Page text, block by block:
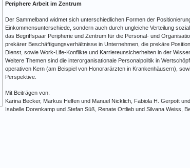
Fallstudie
peripheren
Passeiertal
Periphere Arbeit im Zentrum
Der Sammelband widmet sich unterschiedlichen Formen der
Einkommensunterschiede, sondern auch durch ungleiche Verteilung
das Begriffspaar Peripherie und Zentrum für die Personal- und
prekärer Beschäftigungsverhältnisse in Unternehmen, die prekäre
Dienst, sowie Work-Life-Konflikte und Karriereunsicherheiten in der
Weitere Themen sind die interorganisationale Personalpolitik in
operativen Kern (am Beispiel von Honorarärzten in Krankenhäusern),
Perspektive.
Mit Beiträgen von:
Karina Becker, Markus Helfen und Manuel Nicklich, Fabiola H. Gerpott
Isabelle Dorenkamp und Stefan Süß, Renate Ortlieb und Silvana Weiss,